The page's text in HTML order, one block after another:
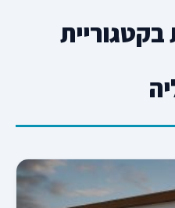
בקטגוריית